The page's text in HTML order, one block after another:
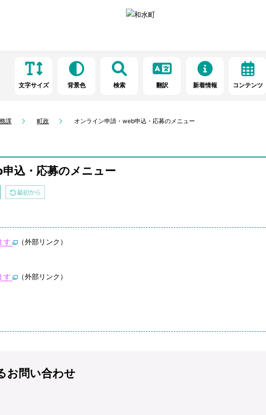
文字サイズ 背景色 検索 翻訳 新着情報 コンテンツ
課 町政 オンライン申請・web申込・応募のメニュー
込・応募のメニュー
す
（外部リンク）
す
（外部リンク）
お問い合わせ